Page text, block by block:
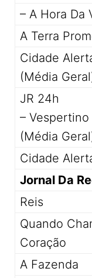
– A Hora Da
A Terra
Cidade
(Média
JR 24h
– Vespertino
(Média
Cidade
Jornal Da
Reis
Quando
Coração
A Fazenda